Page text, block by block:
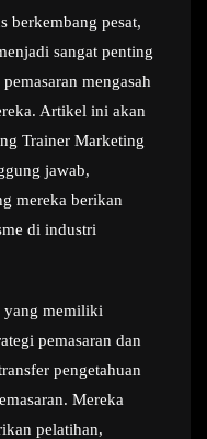
berkembang pesat,
sangat penting
mengasah
Artikel ini akan
Trainer Marketing
jawab,
mereka berikan
di industri
yang memiliki
pemasaran dan
pengetahuan
Mereka
pelatihan,